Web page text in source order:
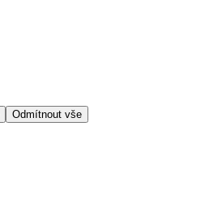
Odmítnout vše